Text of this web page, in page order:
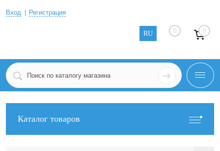
Вход Регистрация
RU 0 0
Каталог товаров